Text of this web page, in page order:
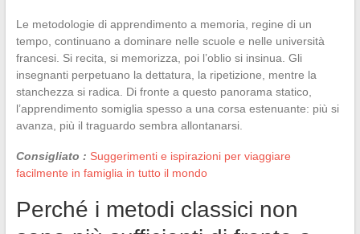
Le metodologie di apprendimento a memoria, regine di un
tempo, continuano a dominare nelle scuole e nelle università
francesi. Si recita, si memorizza, poi l’oblio si insinua. Gli
insegnanti perpetuano la dettatura, la ripetizione, mentre la
stanchezza si radica. Di fronte a questo panorama statico,
l’apprendimento somiglia spesso a una corsa estenuante: più si
avanza, più il traguardo sembra allontanarsi.
Consigliato : Suggerimenti e ispirazioni per viaggiare
facilmente in famiglia in tutto il mondo
Perché i metodi classici non